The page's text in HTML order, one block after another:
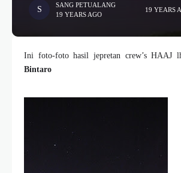
SANG PETUALANG
19 YEARS AGO
19 YEARS
Ini foto-foto hasil jepretan crew’s HAAJ
Bintaro